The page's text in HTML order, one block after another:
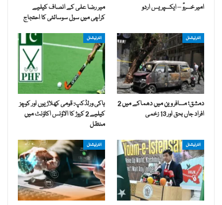
امیر خسروؒ – ایکسپریس اردو
میر رضا علی کے انصاف کیلیے
کراچی میں سول سوسائٹی کا احتجاج
انٹرنیشنل
دمشق؛ مسافر وین میں دھماکے میں 2
افراد جاں بحق اور 13 زخمی
انٹرنیشنل
ہاکی ورلڈکپ: قومی کھلاڑیوں اور کوچز
کیلیے 2 کروڑ کا الاؤنس اکاؤنٹ میں
منتقل
انٹرنیشنل انٹرنیشنل